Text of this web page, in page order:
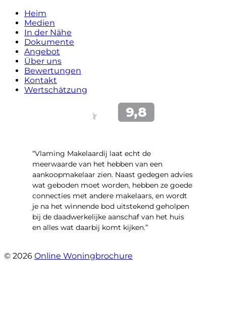
Heim
Medien
In der Nähe
Dokumente
Angebot
Über uns
Bewertungen
Kontakt
Wertschätzung
“Vlaming Makelaardij laat echt de
meerwaarde van het hebben van een
aankoopmakelaar zien. Naast gedegen advies
wat geboden moet worden, hebben ze goede
connecties met andere makelaars, en wordt
je na het winnende bod uitstekend geholpen
bij de daadwerkelijke aanschaf van het huis
en alles wat daarbij komt kijken.”
© 2026 Online Woningbrochure